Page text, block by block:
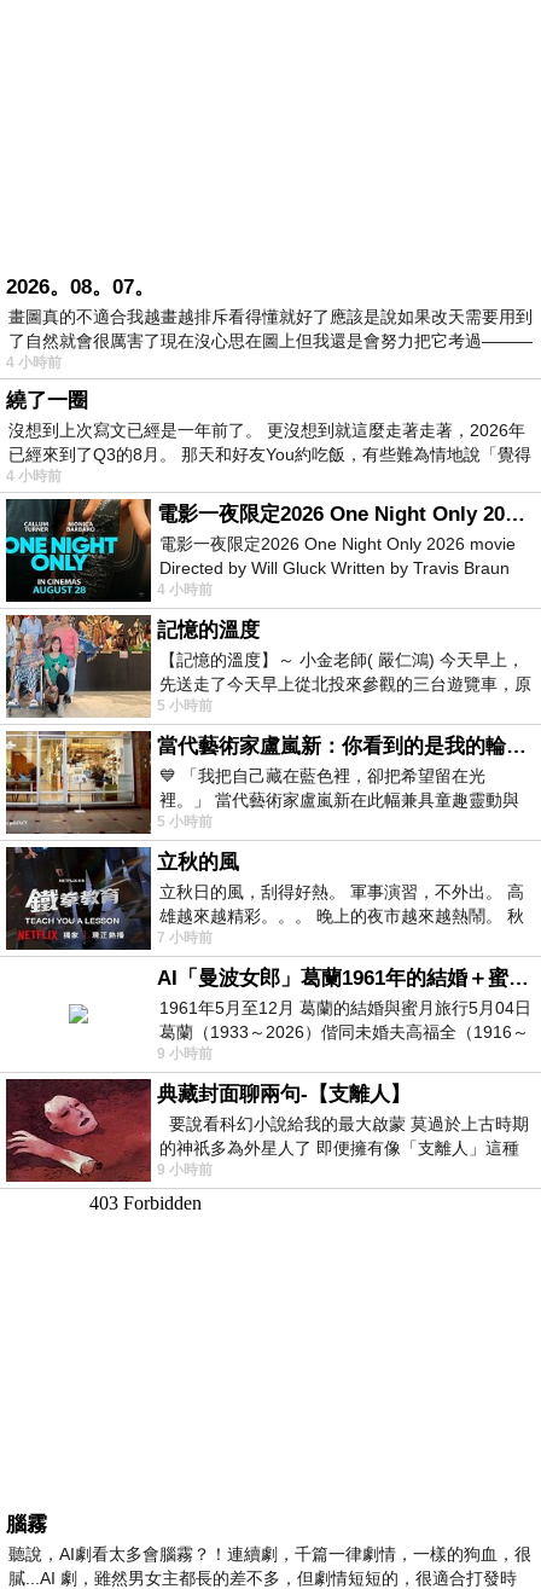
2026。08。07。
畫圖真的不適合我越畫越排斥看得懂就好了應該是說如果改天需要用到
了自然就會很厲害了現在沒心思在圖上但我還是會努力把它考過———
4 小時前
繞了一圈
沒想到上次寫文已經是一年前了。 更沒想到就這麼走著走著，2026年
已經來到了Q3的8月。 那天和好友You約吃飯，有些難為情地說「覺得
4 小時前
電影一夜限定2026 One Night Only 2026 movie
電影一夜限定2026 One Night Only 2026 movie
Directed by Will Gluck Written by Travis Braun
Starring Monica Barbaro
4 小時前
記憶的溫度
【記憶的溫度】～ 小金老師( 嚴仁鴻) 今天早上，
先送走了今天早上從北投來參觀的三台遊覽車，原
以為展場已經差不多要安靜下來，卻發
5 小時前
當代藝術家盧嵐新：你看到的是我的輪廓，還是你的故事？——藏在藍色裡的希望與光
💙 「我把自己藏在藍色裡，卻把希望留在光
裡。」 當代藝術家盧嵐新在此幅兼具童趣靈動與
抽象韻味的新作中，用湛藍的羽翼般色塊包覆著
5 小時前
立秋的風
立秋日的風，刮得好熱。 軍事演習，不外出。 高
雄越來越精彩。。。 晚上的夜市越來越熱鬧。 秋
天的風刮得很熱 夜遊消暑熱。。。
7 小時前
AI「曼波女郎」葛蘭1961年的結婚＋蜜月旅行 #戀上老電影 #葛蘭 #粟子
1961年5月至12月 葛蘭的結婚與蜜月旅行5月04日
葛蘭（1933～2026）偕同未婚夫高福全（1916～
2004）乘郵輪赴倫敦6月15日於英國倫敦St.S
9 小時前
典藏封面聊兩句-【支離人】
要說看科幻小說給我的最大啟蒙 莫過於上古時期
的神祇多為外星人了 即便擁有像「支離人」這種
驚世駭俗的神通法門 也未必讀
9 小時前
腦霧
聽說，AI劇看太多會腦霧？！連續劇，千篇一律劇情，一樣的狗血，很
膩...AI 劇，雖然男女主都長的差不多，但劇情短短的，很適合打發時